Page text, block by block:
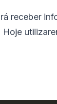
receber